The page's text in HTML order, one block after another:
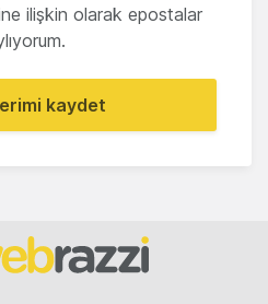
ilişkin olarak epostalar
kaydet